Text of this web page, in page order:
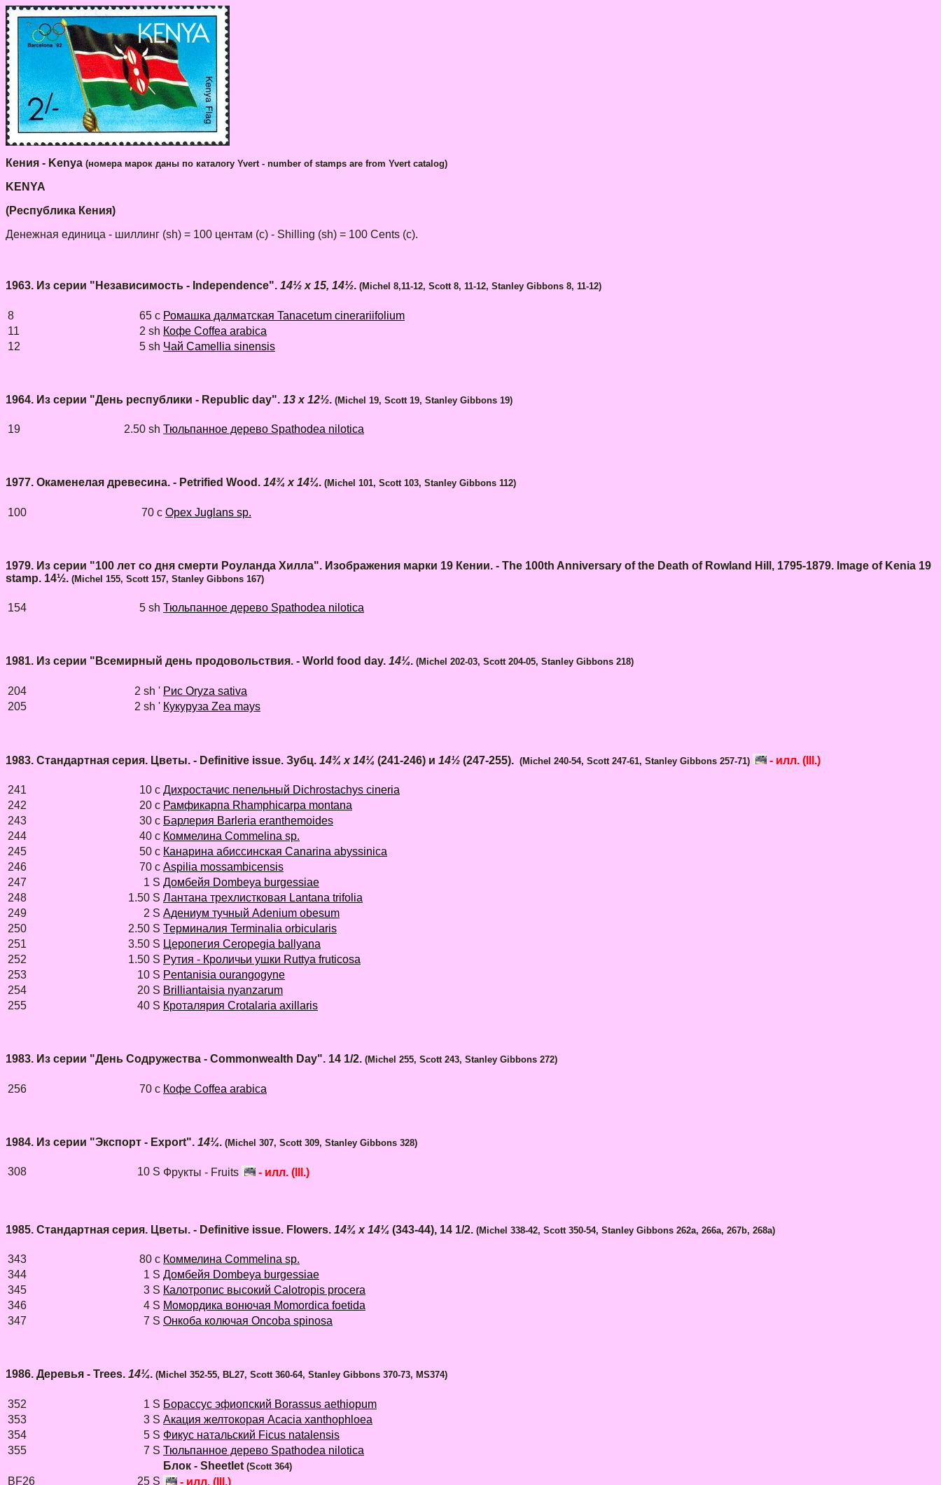
Кения - Kenya (номера марок даны по каталогу Yvert - number of stamps are from Yvert catalog)
KENYA
(Республика Кения)
Денежная единица - шиллинг (sh) = 100 центам (c) - Shilling (sh) = 100 Cents (c).
1963. Из серии "Независимость - Independence". 14½ x 15, 14½. (Michel 8,11-12, Scott 8, 11-12, Stanley Gibbons 8, 11-12)
8 65 с Ромашка далматская Tanacetum cinerariifolium
11
2 sh Кофе Coffea arabica
12
5 sh Чай Camellia sinensis
1964. Из серии "День республики - Republic day". 13 x 12½. (Michel 19, Scott 19, Stanley Gibbons 19)
19 2.50 sh Тюльпанное дерево Spathodea nilotica
1977. Окаменелая древесина. - Petrified Wood. 14¾ x 14¼. (Michel 101, Scott 103, Stanley Gibbons 112)
100 70 c Орех Juglans sp.
1979. Из серии "100 лет со дня смерти Роуланда Хилла". Изображения марки 19 Кении. - The 100th Anniversary of the Death of Rowland Hill, 1795-1879. Image of Kenia 19
stamp. 14½. (Michel 155, Scott 157, Stanley Gibbons 167)
154 5 sh Тюльпанное дерево Spathodea nilotica
1981. Из серии "Всемирный день продовольствия. - World food day. 14¼. (Michel 202-03, Scott 204-05, Stanley Gibbons 218)
204 2 sh ' Рис Oryza sativa
205
2 sh ' Кукуруза Zea mays
1983. Стандартная серия. Цветы. - Definitive issue. Зубц. 14¾ x 14¼ (241-246) и 14½ (247-255). (Michel 240-54, Scott 247-61, Stanley Gibbons 257-71) - илл. (Ill.)
241 10 с Дихростачис пепельный Dichrostachys cineria
242
20 с Рамфикарпа Rhamphicarpa montana
243
30 с Барлерия Barleria eranthemoides
244
40 с Коммелина Commelina sp.
245
50 с Канарина абиссинская Canarina abyssinica
246
70 с Aspilia mossambicensis
247
1 S Домбейя Dombeya burgessiae
248
1.50 S Лантана трехлистковая Lantana trifolia
249
2 S Адениум тучный Adenium obesum
250
2.50 S Терминалия Terminalia orbicularis
251
3.50 S Церопегия Ceropegia ballyana
252
1.50 S Рутия - Кроличьи ушки Ruttya fruticosa
253
10 S Pentanisia ourangogyne
254
20 S Brilliantaisia nyanzarum
255
40 S Кроталярия Crotalaria axillaris
1983. Из серии "День Содружества - Commonwealth Day". 14 1/2. (Michel 255, Scott 243, Stanley Gibbons 272)
256 70 с Кофе Coffea arabica
1984. Из серии "Экспорт - Export". 14¼. (Michel 307, Scott 309, Stanley Gibbons 328)
308 10 S Фрукты - Fruits - илл. (Ill.)
1985. Стандартная серия. Цветы. - Definitive issue. Flowers. 14¾ x 14¼ (343-44), 14 1/2. (Michel 338-42, Scott 350-54, Stanley Gibbons 262a, 266a, 267b, 268a)
343 80 с Коммелина Сommelina sp.
344
1 S Домбейя Dombeya burgessiae
345
3 S Калотропис высокий Calotropis procera
346
4 S Момордика вонючая Momordica foetida
347
7 S Онкоба колючая Oncoba spinosa
1986. Деревья - Trees. 14¼. (Michel 352-55, BL27, Scott 360-64, Stanley Gibbons 370-73, MS374)
352 1 S Борассус эфиопский Borassus aethiopum
353
3 S Акация желтокорая Acacia xanthophloea
354
5 S Фикус натальский Ficus natalensis
355
7 S Тюльпанное дерево Spathodea nilotica
Блок - Sheetlet (Scott 364)
BF26 25 S - илл. (Ill.)